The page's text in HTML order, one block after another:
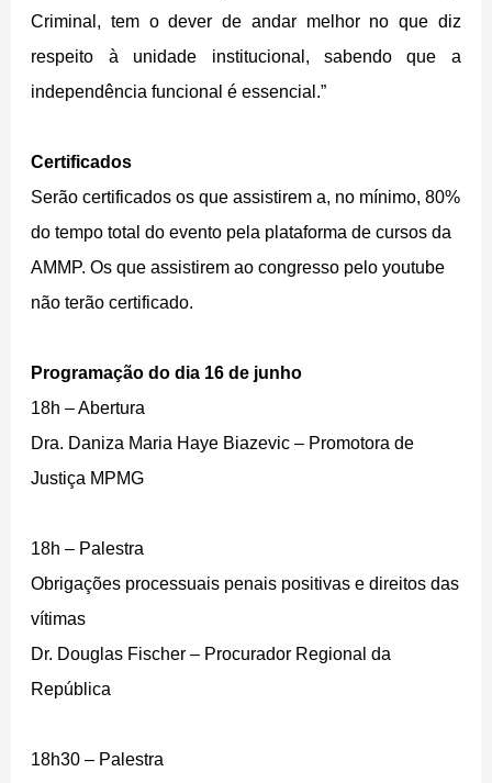
Criminal, tem o dever de andar melhor no que diz
respeito à unidade institucional, sabendo que a
independência funcional é essencial.”
Certificados
Serão certificados os que assistirem a, no mínimo, 80%
do tempo total do evento pela plataforma de cursos da
AMMP. Os que assistirem ao congresso pelo youtube
não terão certificado.
Programação do dia 16 de junho
18h – Abertura
Dra. Daniza Maria Haye Biazevic – Promotora de
Justiça MPMG
18h – Palestra
Obrigações processuais penais positivas e direitos das
vítimas
Dr. Douglas Fischer – Procurador Regional da
República
18h30 – Palestra